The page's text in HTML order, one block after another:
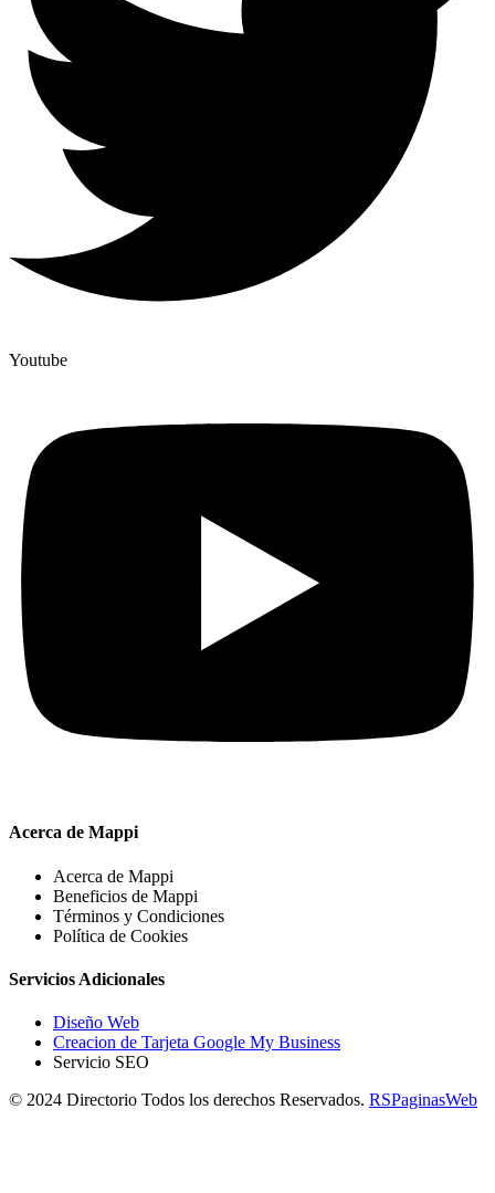
Youtube
Acerca de Mappi
Acerca de Mappi
Beneficios de Mappi
Términos y Condiciones
Política de Cookies
Servicios Adicionales
Diseño Web
Creacion de Tarjeta Google My Business
Servicio SEO
© 2024 Directorio Todos los derechos Reservados. RSPaginasWeb